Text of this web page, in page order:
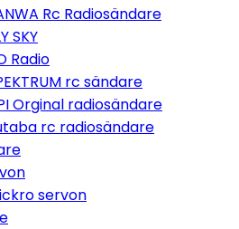
Rc Radiosändare
SKY
Radio
rc sändare
Orginal radiosändare
rc radiosändare
servon